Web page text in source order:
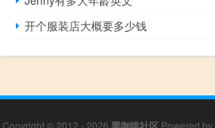
开个服装店大概要多少钱